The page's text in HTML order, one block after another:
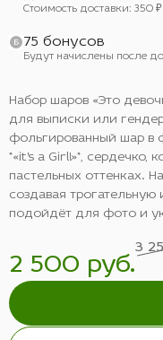
Стоимость доставки: 350 ₽
75 бонусов
Будут начислены после
Набор шаров «Это
для выписки или
фольгированный шар в
*«it's a Girl!»*,
пастельных оттенках.
создавая
подойдёт для фото и
2 500 руб.
3